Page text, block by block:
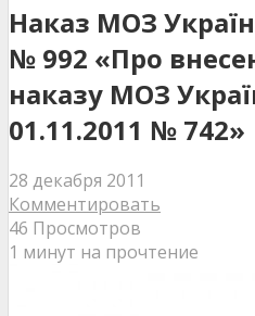
Наказ МОЗ
№ 992 «Про
наказу МОЗ
01.11.2011 № 742»
28 декабря 2011
Комментировать
46 Просмотров
1 минут на прочтение